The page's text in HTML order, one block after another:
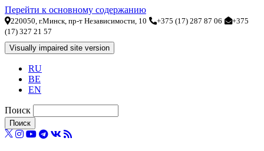
Перейти к основному содержанию
220050, г.Минск, пр-т Независимости, 10 +375 (17) 287 87 06
+375
(17) 327 21 57
RU
BE
EN
Поиск